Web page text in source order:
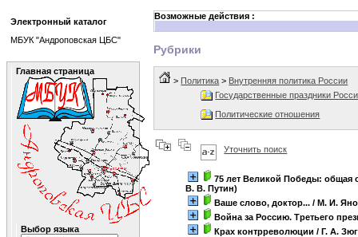
Возможные действия :
Рубрики
> Политика > Внутренняя политика России
Государственные праздники
Политические отношения
Уточнить поиск
75 лет Великой Победы: общая
В. В. Путин)
Ваше слово, доктор... / М. И.
Война за Россию. Третьего
Крах контрреволюции / Г. А.
Электронный каталог
МБУК "Андроповская ЦБС"
Главная страница
Выбор языка